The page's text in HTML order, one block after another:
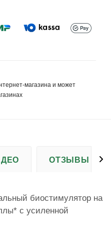
магазина и может
ОТЗЫВЫ (15)
биостимулятор на
с усиленной